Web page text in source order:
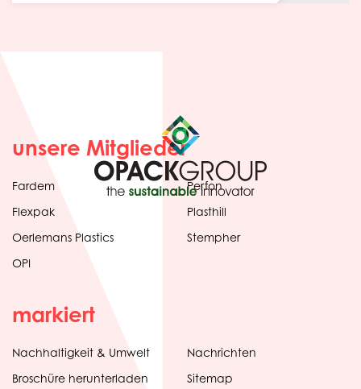
unsere Mitglieder
Fardem
Flexpak
Oerlemans Plastics
OPI
Perfon
Plasthill
Stempher
markiert
Nachhaltigkeit & Umwelt
Broschüre herunterladen
Nachrichten
Sitemap